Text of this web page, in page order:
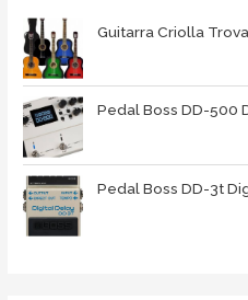
Guitarra Criolla
Pedal Boss DD-500
Pedal Boss DD-3t